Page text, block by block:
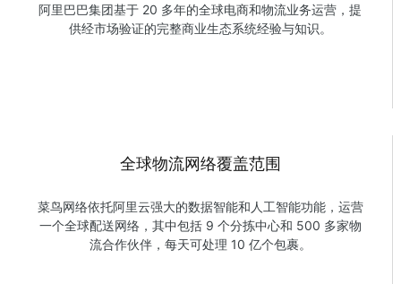
阿里巴巴集团基于 20 多年的全球电商和物流业务运营，提
供经市场验证的完整商业生态系统经验与知识。
全球物流网络覆盖范围
菜鸟网络依托阿里云强大的数据智能和人工智能功能，运营
一个全球配送网络，其中包括 9 个分拣中心和 500 多家物
流合作伙伴，每天可处理 10 亿个包裹。